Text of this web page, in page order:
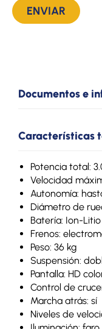
Documentos e
Características
Potencia total:
Velocidad
Autonomía:
Diámetro de
Batería: Ion-Litio
Frenos:
Peso: 36 kg
Suspensión:
Pantalla: HD
Control de
Marcha atrás: sí
Niveles de